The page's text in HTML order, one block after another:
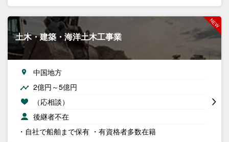
土木・建築・海洋土木工事業
中国地方
2億円～5億円
（応相談）
後継者不在
・自社で船舶まで保有 ・有資格者多数在籍